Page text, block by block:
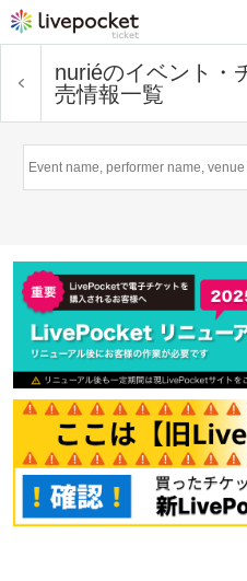
nuriéのイベント・
売情報一覧